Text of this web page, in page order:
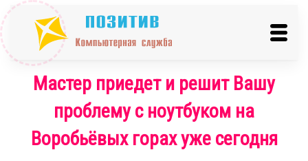
Мастер приедет и решит Вашу
проблему с ноутбуком на
Воробьёвых горах уже сегодня